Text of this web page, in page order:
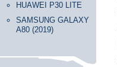
HUAWEI P30 LITE
SAMSUNG GALAXY
A80 (2019)